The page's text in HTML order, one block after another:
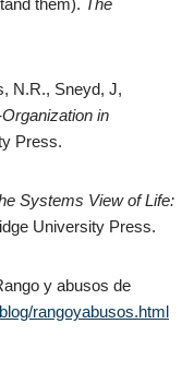
N.R., Sneyd, J,
in
Press.
Systems View of Life:
University Press.
y abusos de
rangoyabusos.html